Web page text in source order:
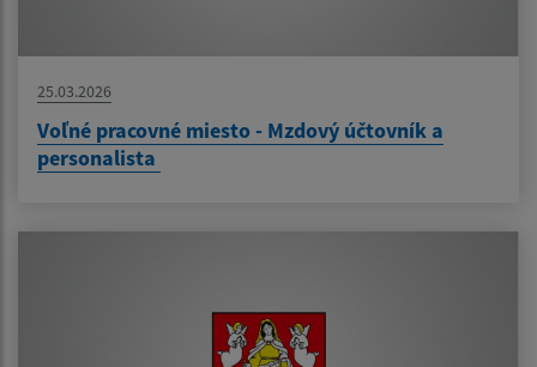
25.03.2026
Voľné pracovné miesto - Mzdový účtovník a
personalista